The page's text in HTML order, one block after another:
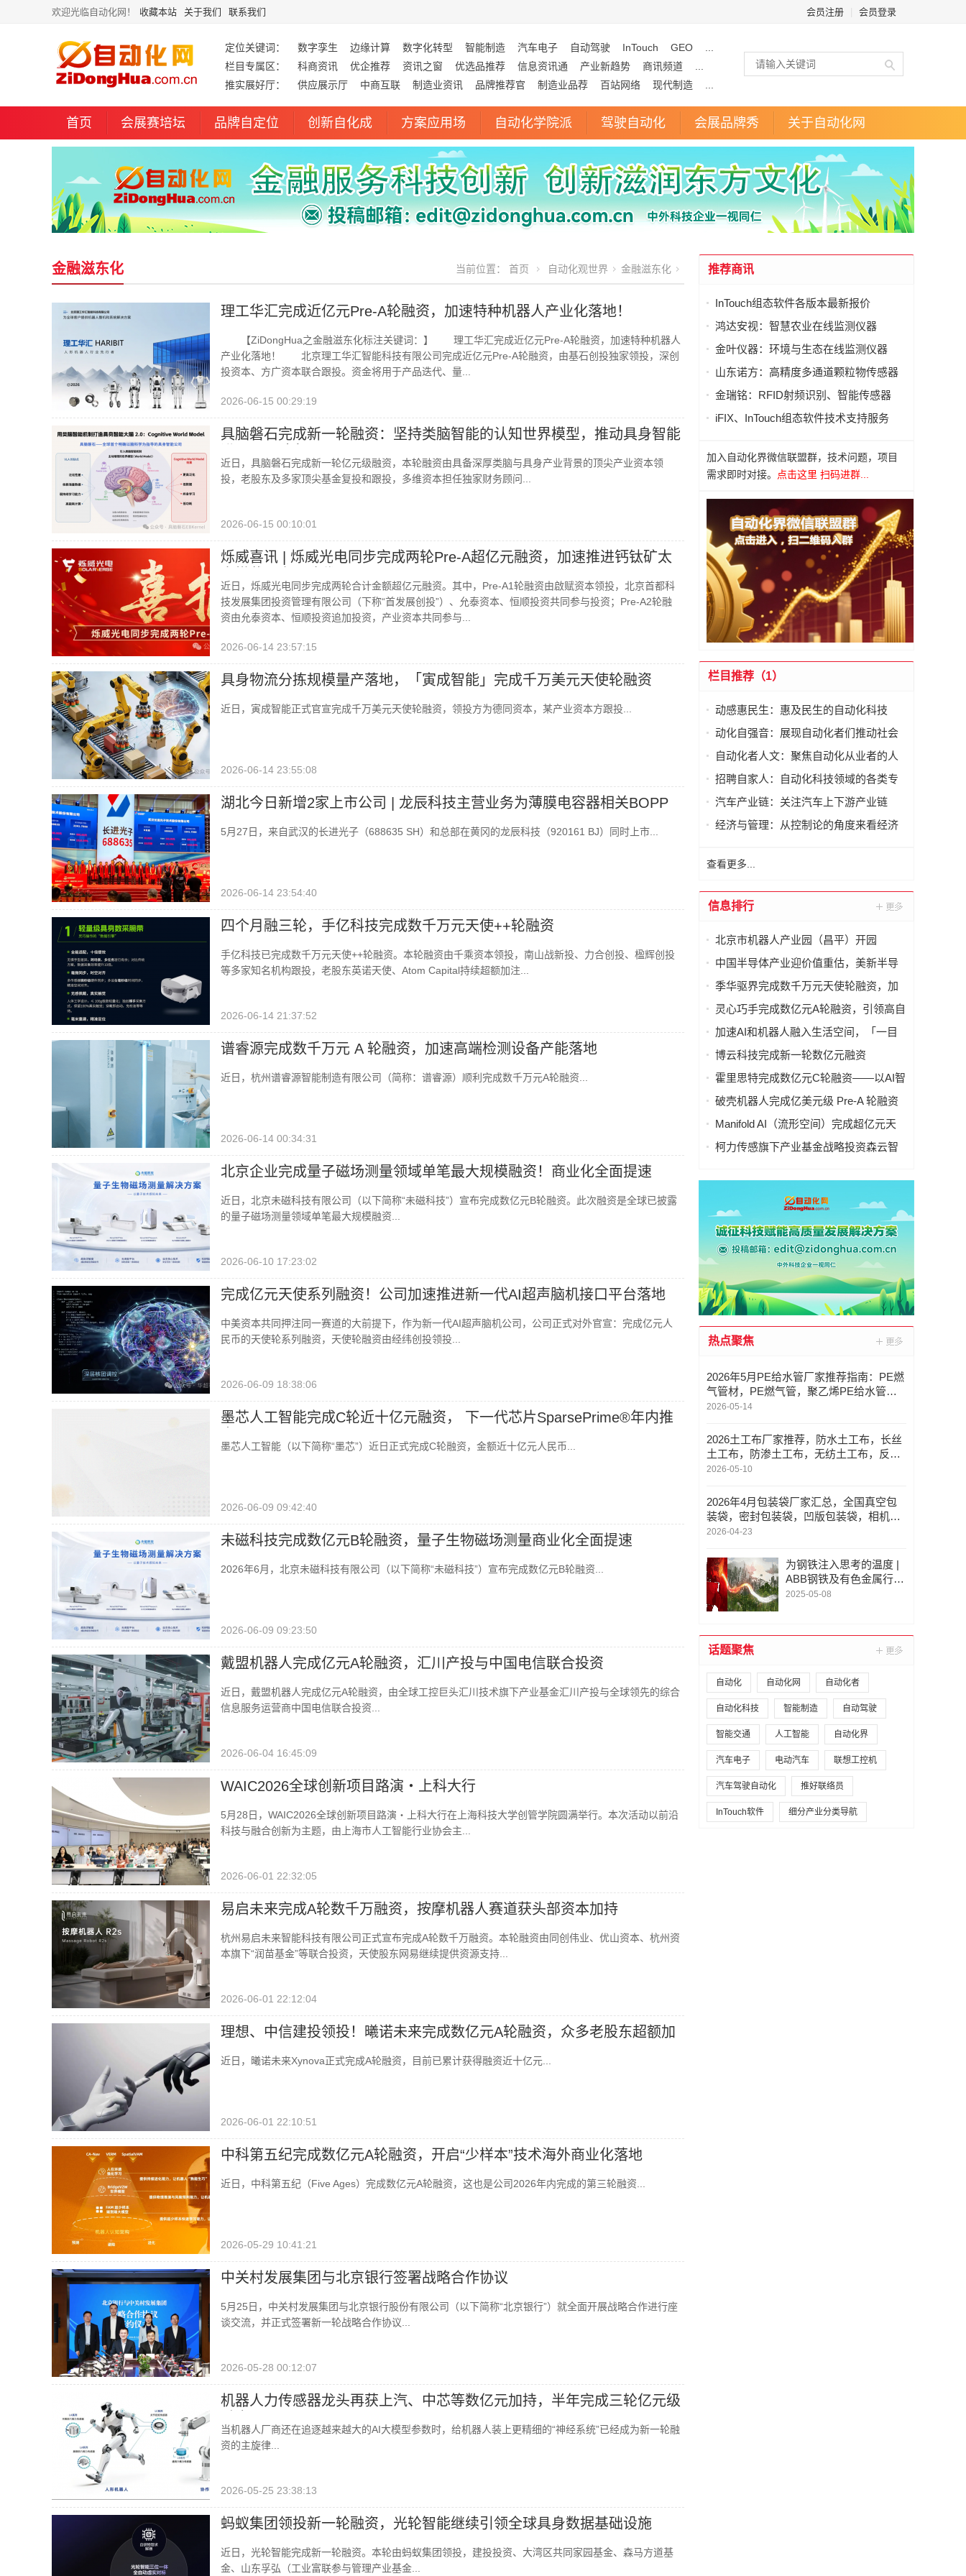
欢迎光临自动化网！ 收藏本站 关于我们 联系我们 会员注册 会员登录
定位关键词： 数字孪生 边缘计算 数字化转型 智能制造 汽车电子 自动驾驶 InTouch GEO
栏目专属区：
科商资讯 优企推荐 资讯之窗 优选品推荐 信息资讯通 产业新趋势 商讯频道
推实展好厅：
供应展示厅 中商互联 制造业资讯 品牌推荐官 制造业品荐 百站网络 现代制造
首页 会展赛培坛 品牌自定位 创新自化成 方案应用场 自动化学院派 驾驶自动化 会展品牌秀 关于自动化网
金融滋东化 当前位置： 首页 自动化观世界 金融滋东化
理工华汇完成近亿元Pre-A轮融资，加速特种机器人产业化落地！
【ZiDongHua之金融滋东化标注关键词：】 理工华汇完成近亿元Pre-A轮融资，加速特种机器人
产业化落地！ 北京理工华汇智能科技有限公司完成近亿元Pre-A轮融资，由基石创投独家领投，深创
投资本、方广资本联合跟投。资金将用于产品迭代、量...
2026-06-15 00:29:19
具脑磐石完成新一轮融资：坚持类脑智能的认知世界模型，推动具身智能
近日，具脑磐石完成新一轮亿元级融资，本轮融资由具备深厚类脑与具身产业背景的顶尖产业资本领
投，老股东及多家顶尖基金复投和跟投，多维资本担任独家财务顾问...
2026-06-15 00:10:01
烁威喜讯 | 烁威光电同步完成两轮Pre-A超亿元融资，加速推进钙钛矿太
近日，烁威光电同步完成两轮合计金额超亿元融资。其中，Pre-A1轮融资由啟赋资本领投，北京首都科
技发展集团投资管理有限公司（下称“首发展创投”）、允泰资本、恒顺投资共同参与投资；Pre-A2轮融
资由允泰资本、恒顺投资追加投资，产业资本共同参与...
2026-06-14 23:57:15
具身物流分拣规模量产落地，「寅成智能」完成千万美元天使轮融资
近日，寅成智能正式官宣完成千万美元天使轮融资，领投方为德同资本，某产业资本方跟投...
2026-06-14 23:55:08
湖北今日新增2家上市公司 | 龙辰科技主营业务为薄膜电容器相关BOPP
5月27日，来自武汉的长进光子（688635 SH）和总部在黄冈的龙辰科技（920161 BJ）同时上市...
2026-06-14 23:54:40
四个月融三轮，手亿科技完成数千万元天使++轮融资
手亿科技已完成数千万元天使++轮融资。本轮融资由千乘资本领投，南山战新投、力合创投、楹辉创投
等多家知名机构跟投，老股东英诺天使、Atom Capital持续超额加注...
2026-06-14 21:37:52
谱睿源完成数千万元 A 轮融资，加速高端检测设备产能落地
近日，杭州谱睿源智能制造有限公司（简称：谱睿源）顺利完成数千万元A轮融资...
2026-06-14 00:34:31
北京企业完成量子磁场测量领域单笔最大规模融资！商业化全面提速
近日，北京未磁科技有限公司（以下简称“未磁科技”）宣布完成数亿元B轮融资。此次融资是全球已披露
的量子磁场测量领域单笔最大规模融资...
2026-06-10 17:23:02
完成亿元天使系列融资！公司加速推进新一代AI超声脑机接口平台落地
中美资本共同押注同一赛道的大前提下，作为新一代AI超声脑机公司，公司正式对外官宣：完成亿元人
民币的天使轮系列融资，天使轮融资由经纬创投领投...
2026-06-09 18:38:06
墨芯人工智能完成C轮近十亿元融资， 下一代芯片SparsePrime®年内推
墨芯人工智能（以下简称“墨芯”）近日正式完成C轮融资，金额近十亿元人民币...
2026-06-09 09:42:40
未磁科技完成数亿元B轮融资，量子生物磁场测量商业化全面提速
2026年6月，北京未磁科技有限公司（以下简称“未磁科技”）宣布完成数亿元B轮融资...
2026-06-09 09:23:50
戴盟机器人完成亿元A轮融资，汇川产投与中国电信联合投资
近日，戴盟机器人完成亿元A轮融资，由全球工控巨头汇川技术旗下产业基金汇川产投与全球领先的综合
信息服务运营商中国电信联合投资...
2026-06-04 16:45:09
WAIC2026全球创新项目路演・上科大行
5月28日，WAIC2026全球创新项目路演・上科大行在上海科技大学创管学院圆满举行。本次活动以前沿
科技与融合创新为主题，由上海市人工智能行业协会主...
2026-06-01 22:32:05
易启未来完成A轮数千万融资，按摩机器人赛道获头部资本加持
杭州易启未来智能科技有限公司正式宣布完成A轮数千万融资。本轮融资由同创伟业、优山资本、杭州资
本旗下“润苗基金”等联合投资，天使股东网易继续提供资源支持...
2026-06-01 22:12:04
理想、中信建投领投！曦诺未来完成数亿元A轮融资，众多老股东超额加
近日，曦诺未来Xynova正式完成A轮融资，目前已累计获得融资近十亿元...
2026-06-01 22:10:51
中科第五纪完成数亿元A轮融资，开启“少样本”技术海外商业化落地
近日，中科第五纪（Five Ages）完成数亿元A轮融资，这也是公司2026年内完成的第三轮融资...
2026-05-29 10:41:21
中关村发展集团与北京银行签署战略合作协议
5月25日，中关村发展集团与北京银行股份有限公司（以下简称“北京银行”）就全面开展战略合作进行座
谈交流，并正式签署新一轮战略合作协议...
2026-05-28 00:12:07
机器人力传感器龙头再获上汽、中芯等数亿元加持，半年完成三轮亿元级
当机器人厂商还在追逐越来越大的AI大模型参数时，给机器人装上更精细的“神经系统”已经成为新一轮融
资的主旋律...
2026-05-25 23:38:13
蚂蚁集团领投新一轮融资，光轮智能继续引领全球具身数据基础设施
近日，光轮智能完成新一轮融资。本轮由蚂蚁集团领投，建投投资、大湾区共同家园基金、森马方道基
金、山东孚弘（工业富联参与管理产业基金...
推荐商讯
InTouch组态软件各版本最新报价
鸿达安视：智慧农业在线监测仪器
金叶仪器：环境与生态在线监测仪器
山东诺方：高精度多通道颗粒物传感器
金瑞铭：RFID射频识别、智能传感器
iFIX、InTouch组态软件技术支持服务
加入自动化界微信联盟群，技术问题，项目
需求即时对接。
点击这里 扫码进群...
栏目推荐（1）
动感惠民生：惠及民生的自动化科技
动化自强音：展现自动化者们推动社会
进步发出的响亮声音
自动化者人文：聚焦自动化从业者的人
文思考
招聘自家人：自动化科技领域的各类专
家及人才需求资讯
汽车产业链：关注汽车上下游产业链
经济与管理：从控制论的角度来看经济
查看更多...
信息排行
北京市机器人产业园（昌平）开园
中国半导体产业迎价值重估，美新半导
体完成2亿元新一轮融资
季华驱界完成数千万元天使轮融资，加
速具身智能核心关节技术产业化落地
灵心巧手完成数亿元A轮融资，引领高自
由度灵巧手具身智能技术革命
加速AI和机器人融入生活空间，「一目
科技」完成数亿元D轮融资 | 36氪首发
博云科技完成新一轮数亿元融资
霍里思特完成数亿元C轮融资——以AI智
能分选赋能矿业ESG升级与绿色智能新
破壳机器人完成亿美元级 Pre-A 轮融资
Manifold AI（流形空间）完成超亿元天
使+轮融资，国产世界模型让机器人大脑
柯力传感旗下产业基金战略投资森云智
热点聚焦
2026年5月PE给水管厂家推荐指南：PE燃
气管材，PE燃气管，聚乙烯PE给水管
材，PE灌溉管，PE排水管公司优选！
2026-05-14
2026土工布厂家推荐，防水土工布，长丝
土工布，防渗土工布，无纺土工布，反滤
土工布厂家优选指南！
2026-05-10
2026年4月包装袋厂家汇总，全国真空包
装袋，密封包装袋，凹版包装袋，相机包
装袋重点企业官方联系方式与采购指南
2026-04-23
为钢铁注入思考的温度 |
ABB钢铁及有色金属行业
智能制造解决方案专属网
2025-05-08
话题聚焦
自动化 自动化网 自动化者
自动化科技 智能制造 自动驾驶
智能交通 人工智能 自动化界
汽车电子 电动汽车 联想工控机
汽车驾驶自动化 推好联络员
InTouch软件 细分产业分类导航